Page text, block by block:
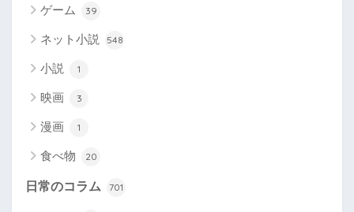
ゲーム 39
ネット小説 548
小説 1
映画 3
漫画 1
食べ物 20
日常のコラム 701